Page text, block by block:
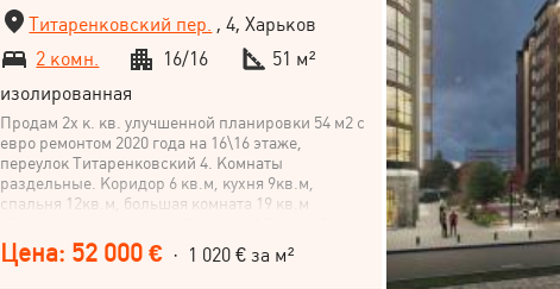
Титаренковский пер. , 4, Харьков
2 комн.
16/16
51 м²
изолированная
Продам 2х к. кв. улучшенной планировки 54 м2 с
евро ремонтом 2020 года на 16\16 этаже,
переулок Титаренковский 4. Комнаты
раздельные. Коридор 6 кв.м, кухня 9кв.м,
спальня 12кв.м, большая комната 19 кв.м
в светлых тонах. Утеплен пол, на полу плитка и
ламинат. Утеплена по всему периметру снаружи,
Цена: 52 000 € · 1 020 € за м²